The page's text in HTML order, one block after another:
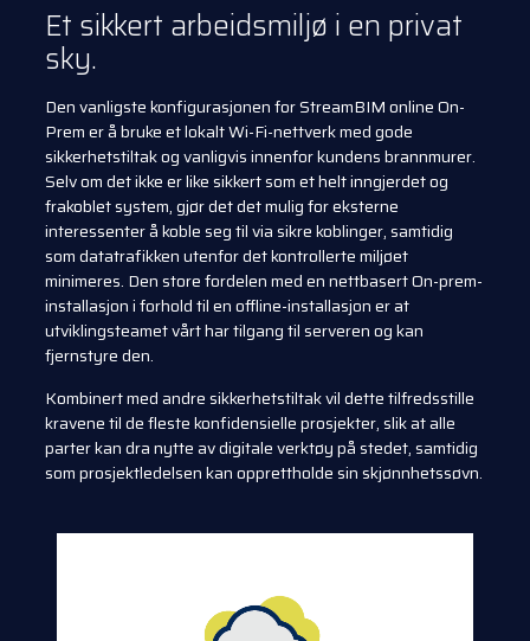
Et sikkert arbeidsmiljø i en privat
sky.
Den vanligste konfigurasjonen for StreamBIM online On-
Prem er å bruke et lokalt Wi-Fi-nettverk med gode
sikkerhetstiltak og vanligvis innenfor kundens brannmurer.
Selv om det ikke er like sikkert som et helt inngjerdet og
frakoblet system, gjør det det mulig for eksterne
interessenter å koble seg til via sikre koblinger, samtidig
som datatrafikken utenfor det kontrollerte miljøet
minimeres. Den store fordelen med en nettbasert On-prem-
installasjon i forhold til en offline-installasjon er at
utviklingsteamet vårt har tilgang til serveren og kan
fjernstyre den.
Kombinert med andre sikkerhetstiltak vil dette tilfredsstille
kravene til de fleste konfidensielle prosjekter, slik at alle
parter kan dra nytte av digitale verktøy på stedet, samtidig
som prosjektledelsen kan opprettholde sin skjønnhetssøvn.